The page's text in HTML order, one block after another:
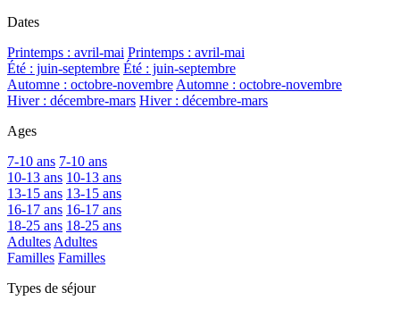
Dates
Printemps : avril-mai Printemps : avril-mai
Été : juin-septembre Été : juin-septembre
Automne : octobre-novembre Automne : octobre-novembre
Hiver : décembre-mars Hiver : décembre-mars
Ages
7-10 ans 7-10 ans
10-13 ans 10-13 ans
13-15 ans 13-15 ans
16-17 ans 16-17 ans
18-25 ans 18-25 ans
Adultes Adultes
Familles Familles
Types de séjour